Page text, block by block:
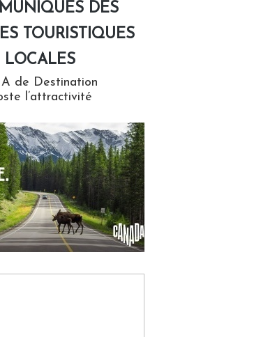
DES
TOURISTIQUES
LOCALES
de Destination
l’attractivité